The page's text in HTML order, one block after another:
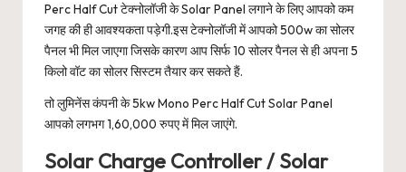
Perc Half Cut टेक्नोलॉजी के Solar Panel लगाने के लिए आपको कम
जगह की ही आवश्यकता पड़ेगी.इस टेक्नोलॉजी में आपको 500w का सोलर
पैनल भी मिल जाएगा जिसके कारण आप सिर्फ 10 सोलर पैनल से ही अपना 5
किलो वॉट का सोलर सिस्टम तैयार कर सकते हैं.
तो लुमिनेंस कंपनी के 5kw Mono Perc Half Cut Solar Panel
आपको लगभग 1,60,000 रुपए में मिल जाएंगे.
Solar Charge Controller / Solar